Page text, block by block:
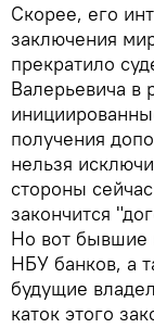
Скорее, его
заключения
прекратило
Валерьевича в
получения
нельзя
стороны
закончится
Но вот бывшие
НБУ банков, а
будущие
каток этого